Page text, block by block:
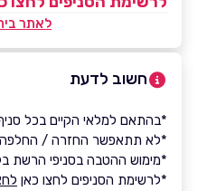
לאתר
חשוב לדעת
*בהתאם למלאי הקיים בכל
*לא תתאפשר החזרה / החלפה
*מימוש ההטבה בסניפי הרשת
*לרשימת הסניפים לחצו כאן